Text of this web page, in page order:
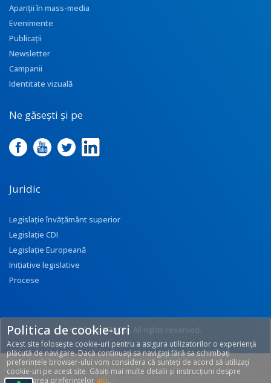
Apariţii în mass-media
Evenimente
Publicații
Newsletter
Campanii
Identitate vizuală
Ne găsești și pe
Juridic
Legislație învățământ superior
Legislație CDI
Legislație Europeană
Inițiative legislative
Procese
© 2017 UEFISCDI. All rights reserved.
[T: 0.2757, O: 92]
Politica de cookie-uri
Acest site folosește cookie-uri pentru a asigura utilizatorilor o experiență
plăcută de navigare. Dacă continuați sa navigați fără sa schimbați
preferințele browser-ului vom considera că sunteți de acord să utilizați
cookie-uri pe acest site. Găsiți mai multe detalii și instrucțiuni despre
modificarea preferințelor aici.